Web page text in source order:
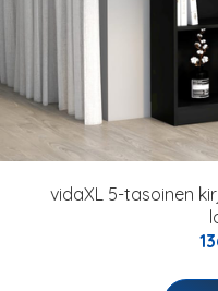
vidaXL 5-tasoinen